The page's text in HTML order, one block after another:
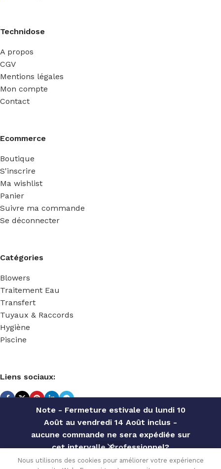
Note - Fermeture estivale du lundi 10
Août au vendredi 14 Août inclus -
aucune commande ne sera expédiée sur
cet intervalle. Professionnel?
Contactez notre service commercial
Technidose
A propos
CGV
Mentions légales
Mon compte
Contact
Ecommerce
Boutique
S'inscrire
Ma wishlist
Panier
Suivre ma commande
Se déconnecter
Catégories
Blowers
Traitement Eau
Transfert
Tuyaux & Raccords
Hygiène
Piscine
Liens sociaux:
TECHNIDOSE 2022 Réalisé parACS INFORMATIQUE
Nous utilisons des cookies pour améliorer votre expérience
CLAPET
INJECTION